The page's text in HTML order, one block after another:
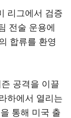
리그에서 검증
전술 운용에
합류를 환영
공격을 이끌
하에서 열리는
통해 미국 출